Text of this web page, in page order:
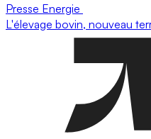
Presse Energie
L'élevage bovin, nouveau